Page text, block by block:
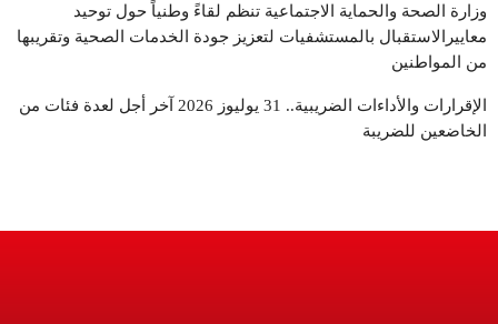
وزارة الصحة والحماية الاجتماعية تنظم لقاءً وطنياً حول توحيد
معاييرالاستقبال بالمستشفيات لتعزيز جودة الخدمات الصحية وتقريبها
من المواطنين
الإقرارات والأداءات الضريبية.. 31 يوليوز 2026 آخر أجل لعدة فئات من
الخاضعين للضريبة